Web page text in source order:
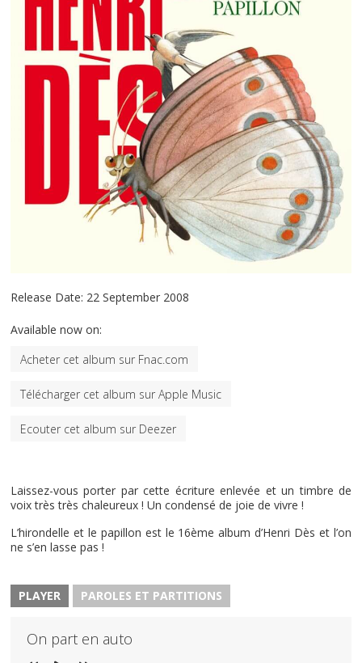
Release Date: 22 September 2008
Available now on:
Acheter cet album sur Fnac.com
Télécharger cet album sur Apple Music
Ecouter cet album sur Deezer
Laissez-vous porter par cette écriture enlevée et un timbre de
voix très très chaleureux ! Un condensé de joie de vivre !
L’hirondelle et le papillon est le 16ème album d’Henri Dès et l’on
ne s’en lasse pas !
PLAYER PAROLES ET PARTITIONS
On part en auto